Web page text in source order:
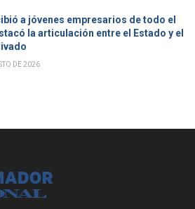
a jóvenes empresarios de todo el
la articulación entre el Estado y el
DE 2026